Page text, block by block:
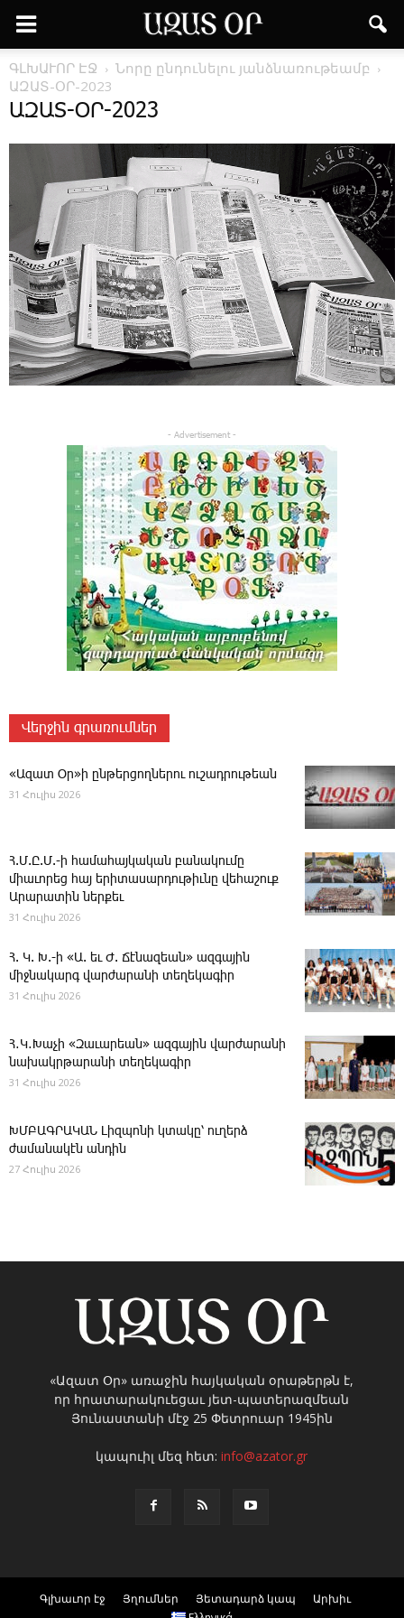
ԳԼԽԱՒՈՐ ԷՋ
­Նո­րը ըն­դու­նե­լու յանձ­նա­ռու­թեամբ
ԱԶԱՏ-ՕՐ-2023
ԱԶԱՏ-ՕՐ-2023
- Advertisement -
Վերջին գրառումներ
«Ազատ Օր»ի ընթերցողներու ուշադրութեան
31 Հուլիս 2026
Հ.Մ.Ը.Մ.-ի համահայկական բանակումը
միաւորեց հայ երիտասարդութիւնը վեհաշուք
Արարատին ներքեւ
31 Հուլիս 2026
Հ. Կ. Խ.-ի «Ա. եւ Ժ. ­Ճէնազեան» ազգային
միջնակարգ վարժարանի տեղեկագիր
31 Հուլիս 2026
Հ․Կ․Խաչի «Զաւարեան» ազգային վարժարանի
նախակրթարանի տեղեկագիր
31 Հուլիս 2026
ԽՄԲԱԳՐԱԿԱՆ ­Լիզպոնի կտակը՝ ուղերձ
ժամանակէն անդին
27 Հուլիս 2026
«Ազատ Օր» առաջին հայկական օրաթերթն է,
որ հրատարակուեցաւ յետ-պատերազմեան
Յունաստանի մէջ 25 Փետրուար 1945ին
կապուիլ մեզ հետ:info@azator.gr
Գլխաւոր էջ Յղումներ Յետադարձ կապ
Արխիւ